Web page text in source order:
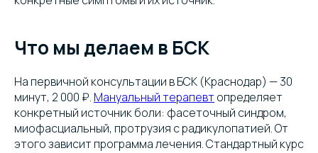
Что мы делаем в БСК
На первичной консультации в БСК (Краснодар) — 30
минут, 2 000 ₽. Мануальный терапевтопределяет
конкретный источник боли: фасеточный синдром,
миофасциальный, протрузия с радикулопатией. От
этого зависит программа лечения. Стандартный курс